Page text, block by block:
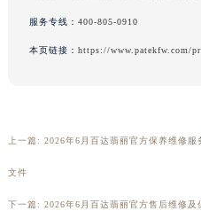
服务专线： 400-805-0910
本页链接： https://www.patekfw.com/
上一篇: 2026年6月百达翡丽官方保养维修
文件
下一篇: 2026年6月百达翡丽官方售后维修